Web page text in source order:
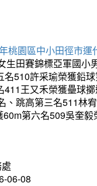
桃園區中小田徑市運
生田賽錦標亞軍國
名510許采瑜榮獲鉛
411王又禾榮獲壘球
、跳高第三名511林
第六名509吳奎
06-08